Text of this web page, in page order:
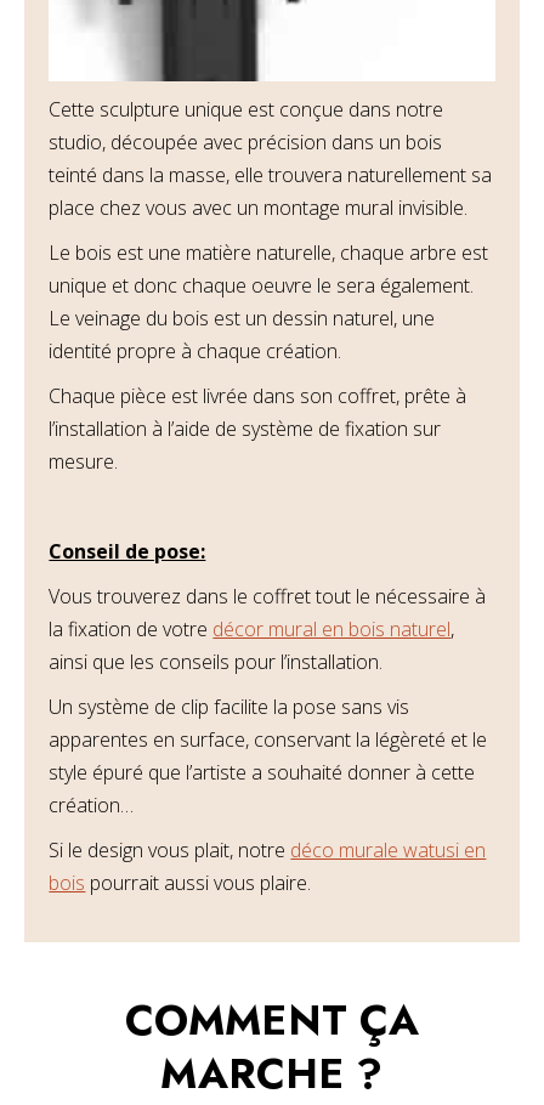
Cette sculpture unique est conçue dans notre
studio, découpée avec précision dans un bois
teinté dans la masse, elle trouvera naturellement sa
place chez vous avec un montage mural invisible.
Le bois est une matière naturelle, chaque arbre est
unique et donc chaque oeuvre le sera également.
Le veinage du bois est un dessin naturel, une
identité propre à chaque création.
Chaque pièce est livrée dans son coffret, prête à
l’installation à l’aide de système de fixation sur
mesure.
Conseil de pose:
Vous trouverez dans le coffret tout le nécessaire à
la fixation de votre décor mural en bois naturel,
ainsi que les conseils pour l’installation.
Un système de clip facilite la pose sans vis
apparentes en surface, conservant la légèreté et le
style épuré que l’artiste a souhaité donner à cette
création…
Si le design vous plait, notre déco murale watusi en
bois pourrait aussi vous plaire.
COMMENT ÇA
MARCHE ?